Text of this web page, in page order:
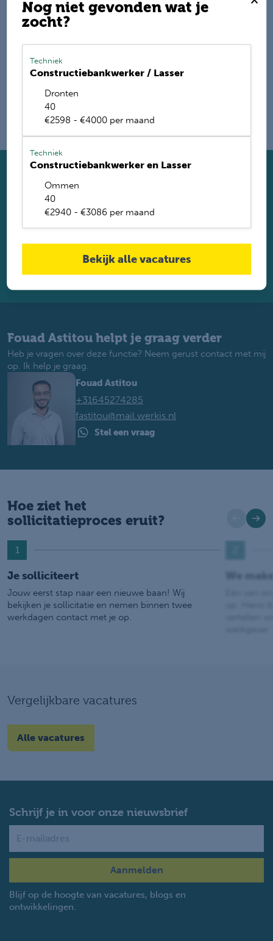
Nog niet gevonden wat je
zocht?
Techniek
Constructiebankwerker / Lasser
Dronten
40
€2598 - €4000 per maand
Techniek
Constructiebankwerker en Lasser
Ommen
40
€2940 - €3086 per maand
Bekijk alle vacatures
E-mail mij de nieuwste vacatures
Name
Solliciteer direct
Twijfel je of je geschikt bent? Laat dan toch je gegevens
achter. Met ruim 1.200 vacatures vinden wij voor jou de
perfecte baan. Je krijgt binnen 2 werkdagen reactie.
Fouad Astitou helpt je graag verder
Heb je vragen over deze functie? Neem gerust contact met mij
op. Ik help je graag.
Fouad Astitou
+31645274285
fastitou@mail.werkis.nl
Stel een vraag
Hoe ziet het
sollicitatieproces eruit?
1
Je solliciteert
Jouw eerst stap naar een nieuwe baan! Wij
bekijken je sollicitatie en nemen binnen twee
werkdagen contact met je op.
We
Vergelijkbare vacatures
Alle vacatures
Schrijf je in voor onze nieuwsbrief
Blijf op de hoogte van vacatures, blogs en
ontwikkelingen.